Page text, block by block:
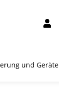
und Geräte